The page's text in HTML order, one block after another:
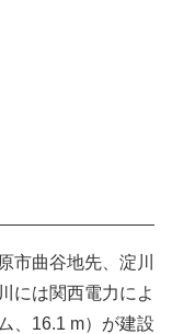
市曲谷地先、淀川
には関西電力によ
、16.1 m）が建設